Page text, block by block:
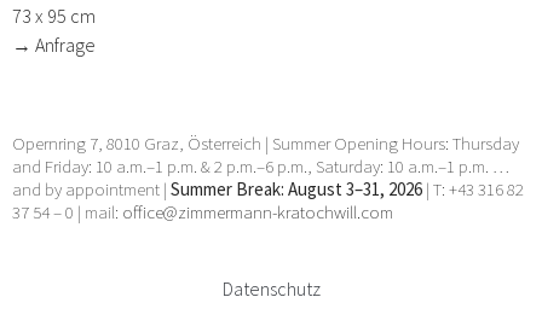
73 x 95 cm
→ Anfrage
Opernring 7, 8010 Graz, Österreich | Summer Opening Hours: Thursday
and Friday: 10 a.m.–1 p.m. & 2 p.m.–6 p.m., Saturday: 10 a.m.–1 p.m. …
and by appointment | Summer Break: August 3–31, 2026 | T: +43 316 82
37 54 – 0 | mail: office@zimmermann-kratochwill.com
Datenschutz